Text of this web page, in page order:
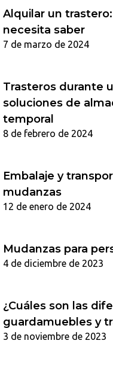
Alquilar un
necesita saber
7 de marzo de 2024
Trasteros durante
soluciones de
temporal
8 de febrero de 2024
Embalaje y
mudanzas
12 de enero de 2024
Mudanzas para
4 de diciembre de 2023
¿Cuáles son las
guardamuebles y
3 de noviembre de 2023